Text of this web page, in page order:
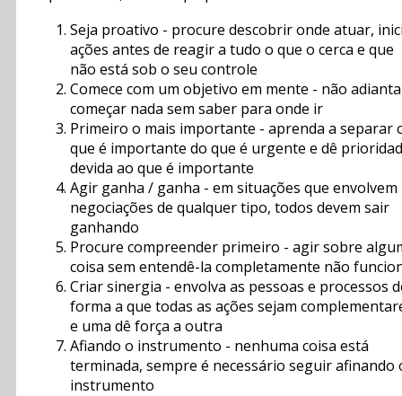
Seja proativo - procure descobrir onde atuar,
ações antes de reagir a tudo o que o cerca e que
não está sob o seu controle
Comece com um objetivo em mente - não adianta
começar nada sem saber para onde ir
Primeiro o mais importante - aprenda a separar
que é importante do que é urgente e dê
devida ao que é importante
Agir ganha / ganha - em situações que envolvem
negociações de qualquer tipo, todos devem sair
ganhando
Procure compreender primeiro - agir sobre
coisa sem entendê-la completamente não
Criar sinergia - envolva as pessoas e processos
forma a que todas as ações sejam
e uma dê força a outra
Afiando o instrumento - nenhuma coisa está
terminada, sempre é necessário seguir afinando
instrumento